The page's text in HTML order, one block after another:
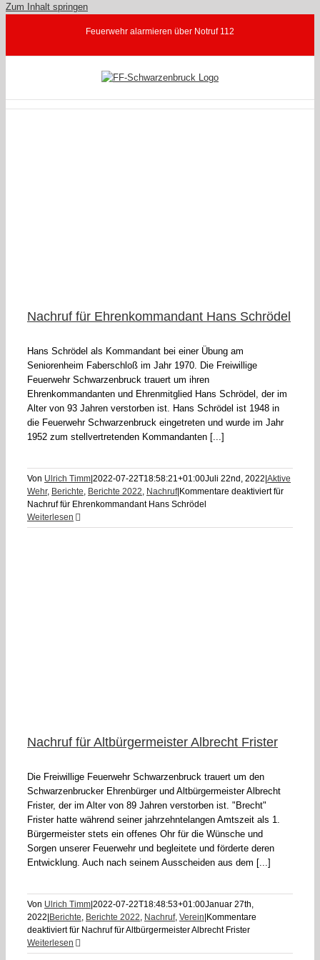
Zum Inhalt springen
Feuerwehr alarmieren über Notruf 112
Nachruf für Ehrenkommandant Hans Schrödel
Hans Schrödel als Kommandant bei einer Übung am
Seniorenheim Faberschloß im Jahr 1970. Die Freiwillige
Feuerwehr Schwarzenbruck trauert um ihren
Ehrenkommandanten und Ehrenmitglied Hans Schrödel, der im
Alter von 93 Jahren verstorben ist. Hans Schrödel ist 1948 in
die Feuerwehr Schwarzenbruck eingetreten und wurde im Jahr
1952 zum stellvertretenden Kommandanten [...]
Von Ulrich Timm 2022-07-22T18:58:21+01:00Juli 22nd, 2022 Aktive
Wehr, Berichte, Berichte 2022, Nachruf| Kommentare deaktiviertfür
Nachruf für Ehrenkommandant Hans Schrödel
Weiterlesen
Nachruf für Altbürgermeister Albrecht Frister
Die Freiwillige Feuerwehr Schwarzenbruck trauert um den
Schwarzenbrucker Ehrenbürger und Altbürgermeister Albrecht
Frister, der im Alter von 89 Jahren verstorben ist. "Brecht"
Frister hatte während seiner jahrzehntelangen Amtszeit als 1.
Bürgermeister stets ein offenes Ohr für die Wünsche und
Sorgen unserer Feuerwehr und begleitete und förderte deren
Entwicklung. Auch nach seinem Ausscheiden aus dem [...]
Von Ulrich Timm 2022-07-22T18:48:53+01:00Januar 27th,
2022 Berichte, Berichte 2022, Nachruf, Verein Kommentare
deaktiviertfür Nachruf für Altbürgermeister Albrecht Frister
Weiterlesen